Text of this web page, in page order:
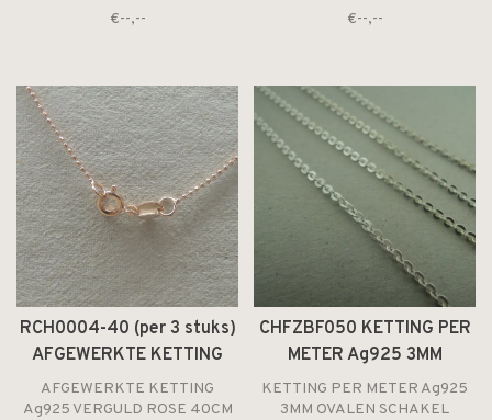
€--,--
€--,--
RCH0004-40 (per 3 stuks)
AFGEWERKTE KETTING
Ag925 VERGULD ROSE
40CM BOLLETJES
AFGEWERKTE KETTING
Ag925 VERGULD ROSE 40CM
CHFZBF050 KETTING PER
METER Ag925 3MM
OVALEN SCHAKEL PLATTE
DRAAD
KETTING PER METER Ag925
3MM OVALEN SCHAKEL